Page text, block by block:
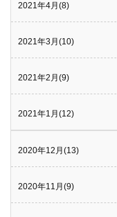
2021年4月(8)
2021年3月(10)
2021年2月(9)
2021年1月(12)
2020年12月(13)
2020年11月(9)